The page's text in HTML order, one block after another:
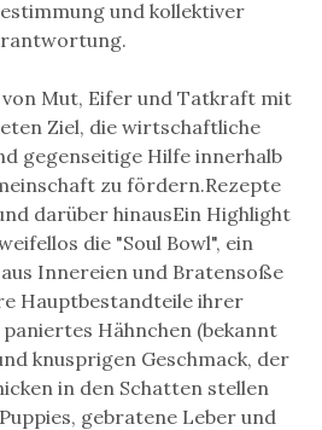
und kollektiver
von Mut, Eifer und Tatkraft mit
Ziel, die wirtschaftliche
gegenseitige Hilfe innerhalb
zu fördern.Rezepte
darüber hinausEin Highlight
die "Soul Bowl", ein
Innereien und Bratensoße
Hauptbestandteile ihrer
Hähnchen (bekannt
knusprigen Geschmack, der
in den Schatten stellen
gebratene Leber und